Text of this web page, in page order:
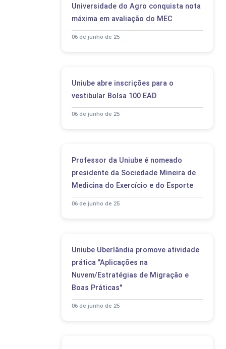
Universidade do Agro conquista nota
máxima em avaliação do MEC
06 de junho de 25
Uniube abre inscrições para o
vestibular Bolsa 100 EAD
06 de junho de 25
Professor da Uniube é nomeado
presidente da Sociedade Mineira de
Medicina do Exercício e do Esporte
06 de junho de 25
Uniube Uberlândia promove atividade
prática "Aplicações na
Nuvem/Estratégias de Migração e
Boas Práticas"
06 de junho de 25